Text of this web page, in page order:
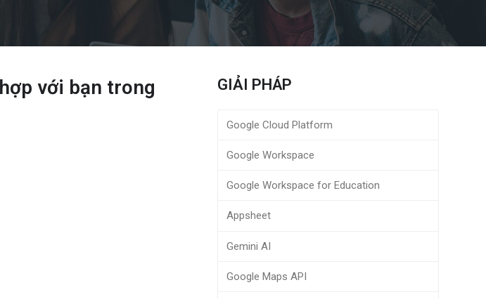
với bạn trong
GIẢI PHÁP
Google Cloud Platform
Google Workspace
Google Workspace for Education
Appsheet
Gemini AI
Google Maps API